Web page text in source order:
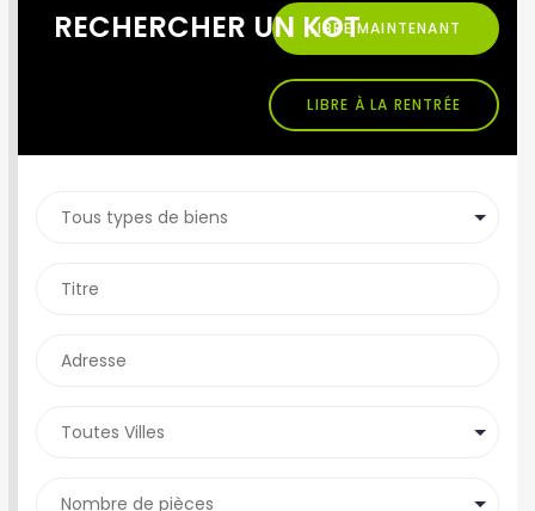
RECHERCHER UN KOTLIBRE MAINTENANT
LIBRE À LA RENTRÉE